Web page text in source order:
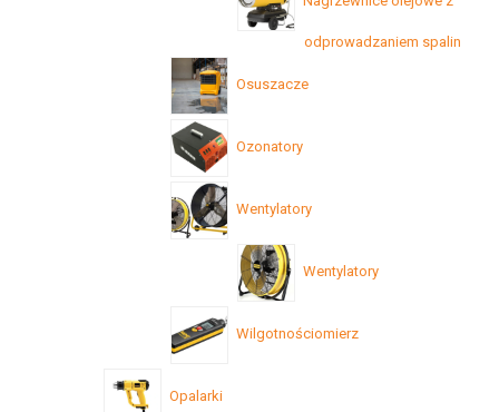
odprowadzaniem spalin
Osuszacze
Ozonatory
Wentylatory
Wentylatory
Wilgotnościomierz
Opalarki